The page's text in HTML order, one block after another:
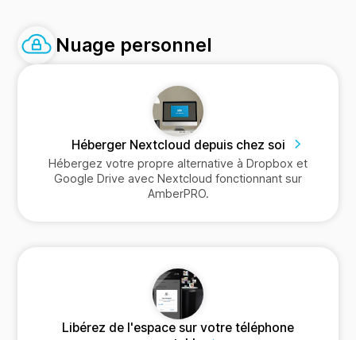
Nuage personnel
Héberger Nextcloud depuis chez soi
Hébergez votre propre alternative à Dropbox et
Google Drive avec Nextcloud fonctionnant sur
AmberPRO.
Libérez de l'espace sur votre téléphone